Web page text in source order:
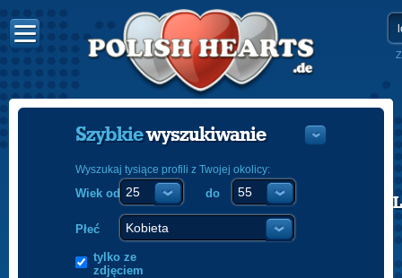
POLISH
Szybkiewyszukiwanie
Wyszukaj tysiące profili z Twojej okolicy:
Wiek od do
Płeć
tylko ze
zdjęciem